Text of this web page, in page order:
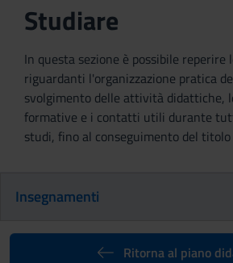
Studiare
In questa sezione è possibile reperire
riguardanti l'organizzazione pratica
svolgimento delle attività didattiche,
formative e i contatti utili durante
studi, fino al conseguimento del
Insegnamenti
Ritorna al piano